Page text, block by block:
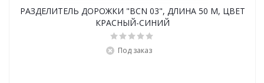
РАЗДЕЛИТЕЛЬ ДОРОЖКИ "BCN 03", ДЛИНА 50 М, ЦВЕТ
КРАСНЫЙ-СИНИЙ
Под заказ